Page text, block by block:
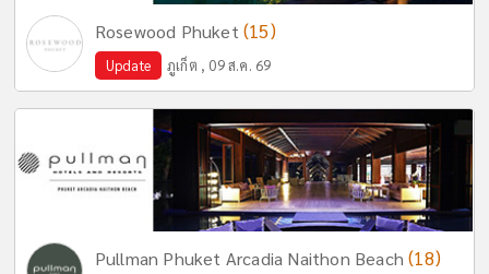
Rosewood Phuket (15)
Update ภูเก็ต , 09 ส.ค. 69
Pullman Phuket Arcadia Naithon Beach(18)